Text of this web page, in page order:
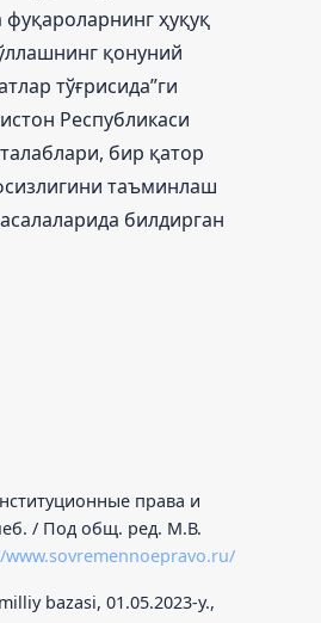
ҳуқуқ
қонуний
тўғрисида”ги
Республикаси
бир қатор
таъминлаш
билдирган
права и
/ Под общ. ред. М.В.
bazasi, 01.05.2023-y.,